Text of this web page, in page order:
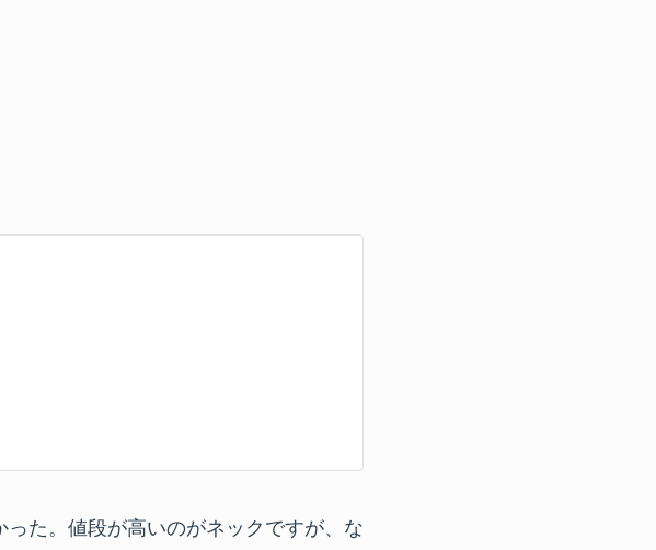
た。値段が高いのがネックですが、な